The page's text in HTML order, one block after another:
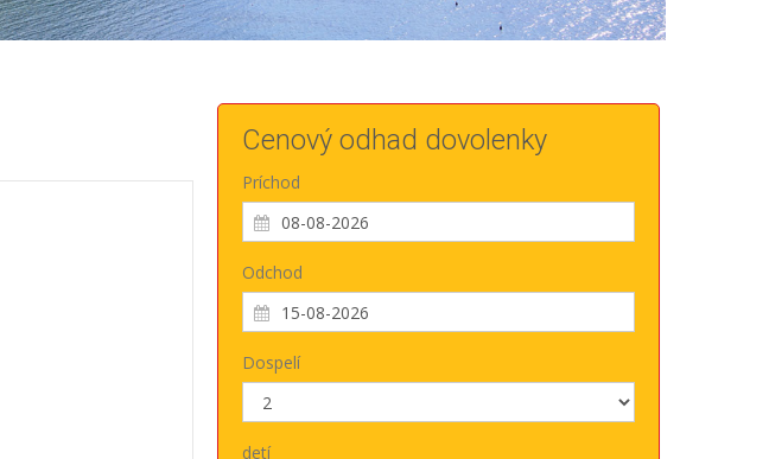
Cenový odhad dovolenky
Príchod
Odchod
Dospelí
detí